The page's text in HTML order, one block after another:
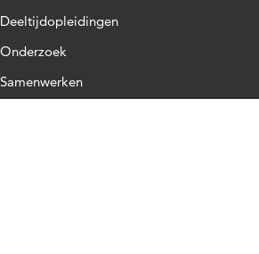
Deeltijdopleidingen
Onderzoek
Samenwerken